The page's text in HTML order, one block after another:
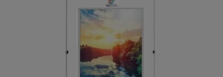
Najniższa cena:
DO KOSZYKA